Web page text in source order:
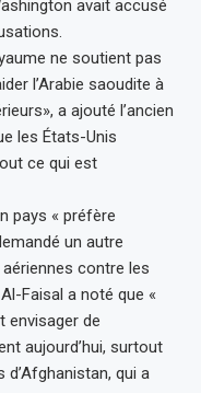
avait accusé
ne soutient pas
l’Arabie saoudite à
a ajouté l’ancien
les États-Unis
ce qui est
pays « préfère
un autre
contre les
Faisal a noté que «
envisager de
aujourd’hui, surtout
qui a